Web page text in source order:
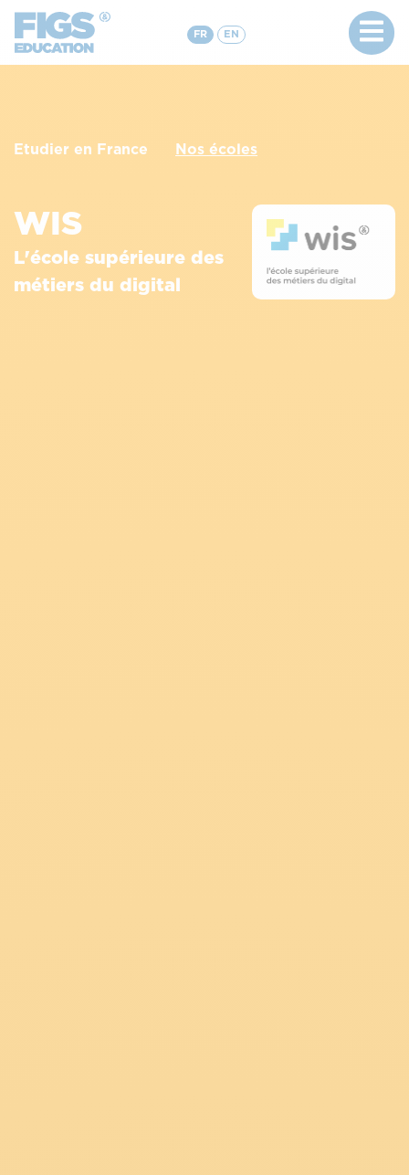
FR EN
Etudier en France Nos écoles
WIS
L'école supérieure des
métiers du digital